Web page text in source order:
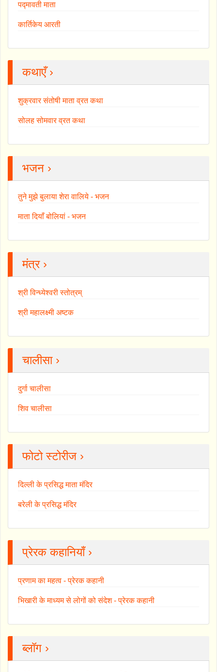
पद्मावती माता
कार्तिकेय आरती
कथाएँ ›
शुक्रवार संतोषी माता व्रत कथा
सोलह सोमवार व्रत कथा
भजन ›
तुने मुझे बुलाया शेरा वालिये - भजन
माता दियाँ बोलियां - भजन
मंत्र ›
श्री विन्ध्येश्वरी स्तोत्रम्
श्री महालक्ष्मी अष्टक
चालीसा ›
दुर्गा चालीसा
शिव चालीसा
फोटो स्टोरीज ›
दिल्ली के प्रसिद्ध माता मंदिर
बरेली के प्रसिद्ध मंदिर
प्रेरक कहानियाँ ›
प्रणाम का महत्व - प्रेरक कहानी
भिखारी के माध्यम से लोगों को संदेश - प्रेरक कहानी
ब्लॉग ›